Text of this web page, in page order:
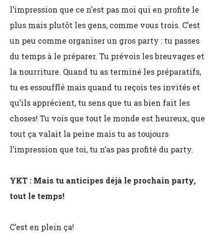
l’impression que ce n’est pas moi qui en profite le
plus mais plutôt les gens, comme vous trois. C’est
un peu comme organiser un gros party : tu passes
du temps à le préparer. Tu prévois les breuvages et
la nourriture. Quand tu as terminé les préparatifs,
tu es essoufflé mais quand tu reçois tes invités et
qu’ils apprécient, tu sens que tu as bien fait les
choses! Tu vois que tout le monde est heureux, que
tout ça valait la peine mais tu as toujours
l’impression que toi, tu n’as pas profité du party.
YKT : Mais tu anticipes déjà le prochain party,
tout le temps!
C’est en plein ça!